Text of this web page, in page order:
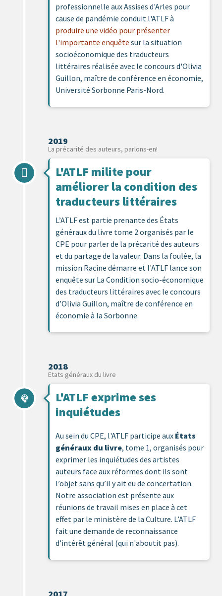
professionnelle aux Assises d'Arles pour
cause de pandémie conduit l'ATLF à
produire une vidéo pour présenter
l'importante enquête sur la situation
socioéconomique des traducteurs
littéraires réalisée avec le concours d'Olivia
Guillon, maître de conférence en économie,
Université Sorbonne Paris-Nord.
2019
La précarité des auteurs, parlons-en!
L'ATLF milite pour
améliorer la condition des
traducteurs littéraires
L’ATLF est partie prenante des États
généraux du livre tome 2 organisés par le
CPE pour parler de la précarité des auteurs
et du partage de la valeur. Dans la foulée, la
mission Racine démarre et l'ATLF lance son
enquête sur La Condition socio-économique
des traducteurs littéraires avec le concours
d’Olivia Guillon, maître de conférence en
économie à la Sorbonne.
2018
Etats généraux du livre
L'ATLF exprime ses
inquiétudes
Au sein du CPE, l'ATLF participe aux États
généraux du livre, tome 1, organisés pour
exprimer les inquiétudes des artistes
auteurs face aux réformes dont ils sont
l’objet sans qu’il y ait eu de concertation.
Notre association est présente aux
réunions de travail mises en place à cet
effet par le ministère de la Culture. L’ATLF
fait une demande de reconnaissance
d’intérêt général (qui n'aboutit pas).
2017